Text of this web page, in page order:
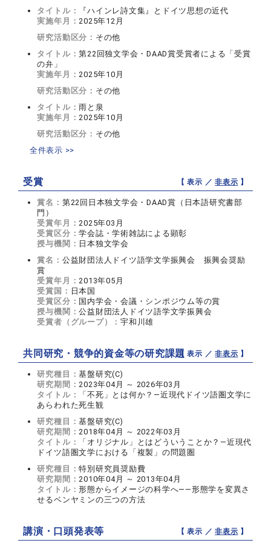
タイトル：
『ハインレ詩文集』とドイツ思想の近代
実施年月：2025年12月
研究活動区分： その他
タイトル：第22回独文学会・DAAD賞受賞者による「受賞
の弁」
実施年月：2025年10月
研究活動区分： その他
タイトル：雨と泉
実施年月：2025年10月
研究活動区分： その他
全件表示 >>
受賞 【 表示 ／非表示 】
賞名： 第22回日本独文学会・DAAD賞（日本語研究書部
門）
受賞年月：2025年03月
受賞区分：学会誌・学術雑誌による顕彰
授与機関： 日本独文学会
賞名： 公益財団法人ドイツ語学文学振興会 振興会奨励
賞
受賞年月：2013年05月
受賞国： 日本国
受賞区分： 国内学会・会議・シンポジウム等の賞
授与機関：公益財団法人ドイツ語学文学振興会
受賞者（グループ）：宇和川雄
共同研究・競争的資金等の研究課題【 表示 ／非表示 】
研究種目：基盤研究(C)
研究期間：2023年04月 ～ 2026年03月
タイトル：
「不死」とは何か？―近現代ドイツ語圏文学に
あらわれた死生観
研究種目：基盤研究(C)
研究期間：2018年04月 ～ 2022年03月
タイトル：
「オリジナル」とはどういうことか？―近現代
ドイツ語圏文学における「複製」の問題圏
研究種目：特別研究員奨励費
研究期間：2010年04月 ～ 2013年04月
タイトル：形態からイメージの科学へ――形態学を変異さ
せるベンヤミンの三つの方法
講演・口頭発表等 【 表示 ／非表示 】